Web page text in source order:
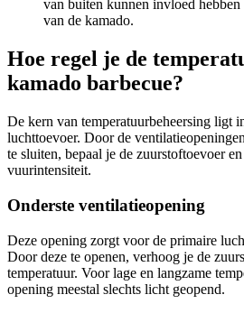
van buiten kunnen invloed
van de kamado.
Hoe regel je de
kamado barbecue?
De kern van temperatuurbeheersing ligt
luchttoevoer. Door de
te sluiten, bepaal je de zuurstoftoevoer
vuurintensiteit.
Onderste ventilatieopening
Deze opening zorgt voor de primaire
Door deze te openen, verhoog je de
temperatuur. Voor lage en langzame
opening meestal slechts licht geopend.